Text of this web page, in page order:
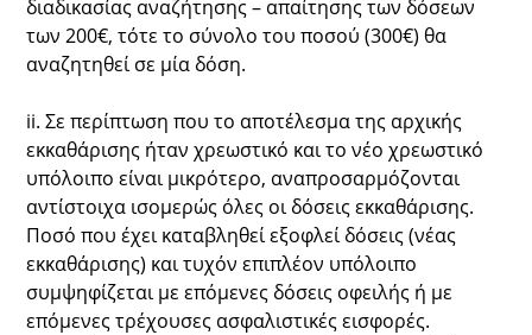
διαδικασίας αναζήτησης – απαίτησης των δόσεων
των 200€, τότε το σύνολο του ποσού (300€) θα
αναζητηθεί σε μία δόση.
ii. Σε περίπτωση που το αποτέλεσμα της αρχικής
εκκαθάρισης ήταν χρεωστικό και το νέο χρεωστικό
υπόλοιπο είναι μικρότερο, αναπροσαρμόζονται
αντίστοιχα ισομερώς όλες οι δόσεις εκκαθάρισης.
Ποσό που έχει καταβληθεί εξοφλεί δόσεις (νέας
εκκαθάρισης) και τυχόν επιπλέον υπόλοιπο
συμψηφίζεται με επόμενες δόσεις οφειλής ή με
επόμενες τρέχουσες ασφαλιστικές εισφορές.